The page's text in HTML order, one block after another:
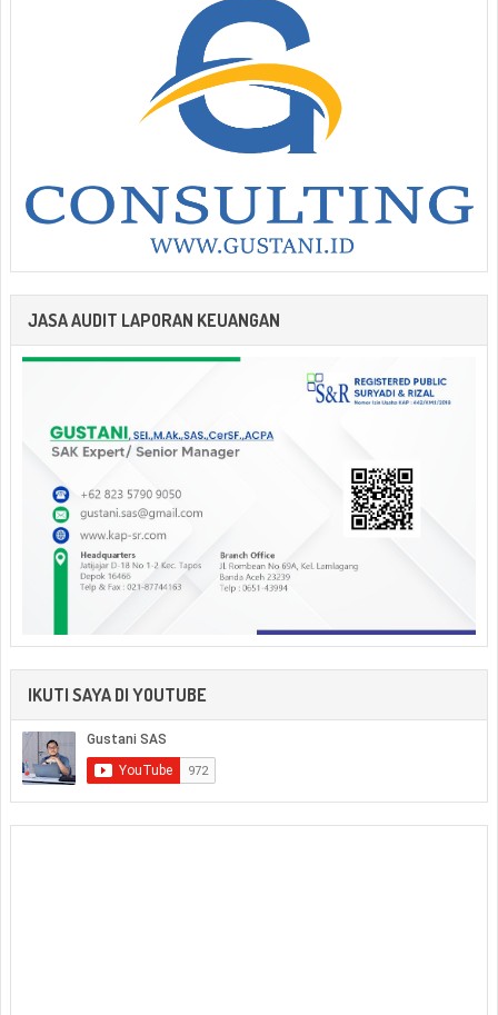
JASA AUDIT LAPORAN KEUANGAN
IKUTI SAYA DI YOUTUBE